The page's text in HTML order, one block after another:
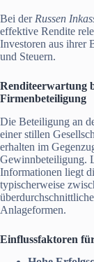
Bei der Russen
effektive Rendite
Investoren aus ihrer
und Steuern.
Renditeerwartung
Firmenbeteiligung
Die Beteiligung an
einer stillen
erhalten im
Gewinnbeteiligung.
Informationen liegt
typischerweise
Anlageformen.
Einflussfaktoren